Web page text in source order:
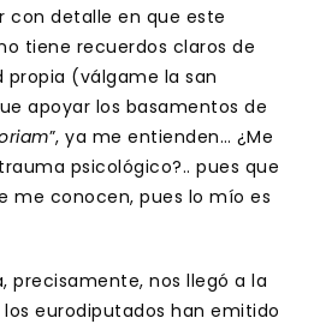
con detalle en que este
tiene recuerdos claros de
(válgame la san
apoyar los basamentos de
”, ya me entienden… ¿Me
psicológico?.. pues que
me conocen, pues lo mío es
precisamente, nos llegó a la
eurodiputados han emitido